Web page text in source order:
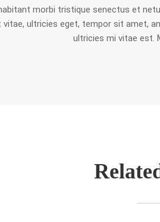
morbi tristique senectus et
vitae, ultricies eget, tempor sit amet,
ultricies mi vitae est.